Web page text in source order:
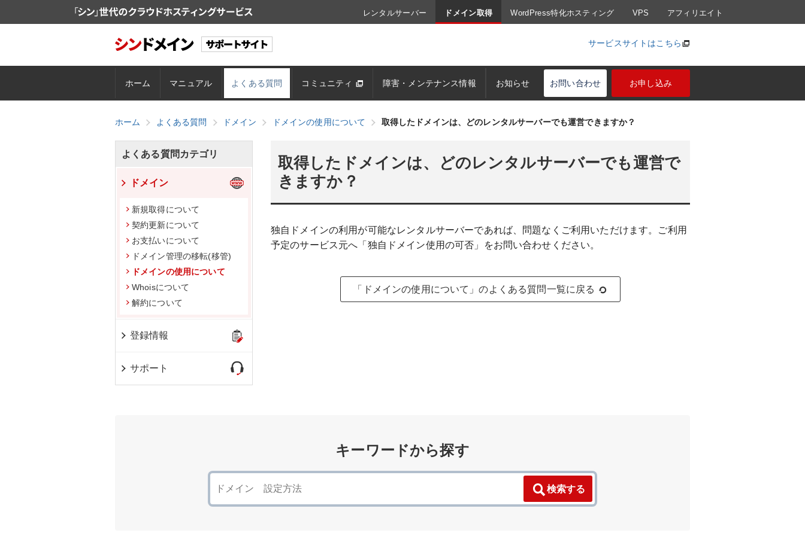
レンタルサーバー ドメイン取得 WordPress特化ホスティング VPS アフィリエイト
サービスサイトはこちら
ホーム マニュアル よくある質問 コミュニティ 障害・メンテナンス情報 お知らせ お問い合わせ お申し込み
ホーム よくある質問 ドメイン ドメインの使用について 取得したドメインは、どのレンタルサーバーでも運営できますか？
取得したドメインは、どのレンタルサーバーでも運営で
きますか？
独自ドメインの利用が可能なレンタルサーバーであれば、問題なくご利用いただけます。ご利用
予定のサービス元へ「独自ドメイン使用の可否」をお問い合わせください。
「ドメインの使用について」のよくある質問一覧に戻る
よくある質問カテゴリ
ドメイン
新規取得について
契約更新について
お支払いについて
ドメイン管理の移転(移管)
ドメインの使用について
Whoisについて
解約について
登録情報
サポート
キーワードから探す
検索する